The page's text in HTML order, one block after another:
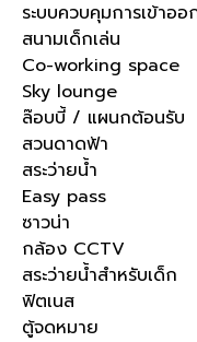
ระบบควบคุมการเข้าอ
สนามเด็กเล่น
Co-working space
Sky lounge
ล๊อบบี้ / แผนกต้อนรับ
สวนดาดฟ้า
สระว่ายน้ำ
Easy pass
ซาวน่า
กล้อง CCTV
สระว่ายน้ำสำหรับเด็ก
ฟิตเนส
ตู้จดหมาย